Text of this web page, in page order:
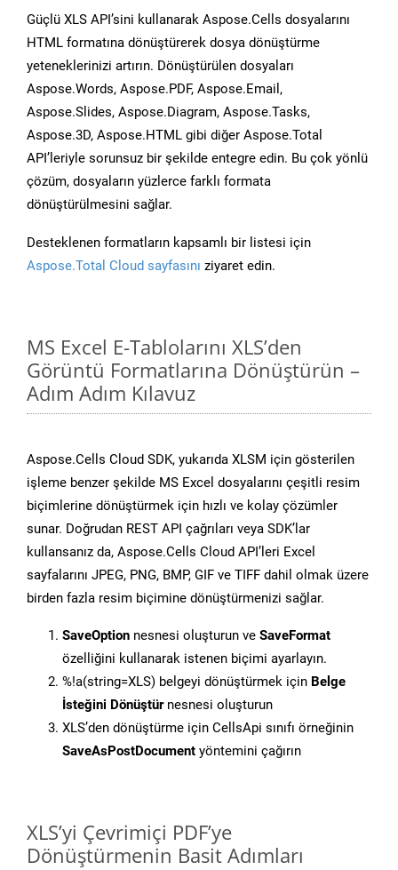
Güçlü XLS API’sini kullanarak Aspose.Cells dosyalarını
HTML formatına dönüştürerek dosya dönüştürme
yeteneklerinizi artırın. Dönüştürülen dosyaları
Aspose.Words, Aspose.PDF, Aspose.Email,
Aspose.Slides, Aspose.Diagram, Aspose.Tasks,
Aspose.3D, Aspose.HTML gibi diğer Aspose.Total
API’leriyle sorunsuz bir şekilde entegre edin. Bu çok yönlü
çözüm, dosyaların yüzlerce farklı formata
dönüştürülmesini sağlar.
Desteklenen formatların kapsamlı bir listesi için
Aspose.Total Cloud sayfasını ziyaret edin.
MS Excel E-Tablolarını XLS’den
Görüntü Formatlarına Dönüştürün –
Adım Adım Kılavuz
Aspose.Cells Cloud SDK, yukarıda XLSM için gösterilen
işleme benzer şekilde MS Excel dosyalarını çeşitli resim
biçimlerine dönüştürmek için hızlı ve kolay çözümler
sunar. Doğrudan REST API çağrıları veya SDK’lar
kullansanız da, Aspose.Cells Cloud API’leri Excel
sayfalarını JPEG, PNG, BMP, GIF ve TIFF dahil olmak üzere
birden fazla resim biçimine dönüştürmenizi sağlar.
SaveOption nesnesi oluşturun ve SaveFormat
özelliğini kullanarak istenen biçimi ayarlayın.
%!a(string=XLS) belgeyi dönüştürmek için Belge
İsteğini Dönüştürnesnesi oluşturun
XLS’den dönüştürme için CellsApi sınıfı örneğinin
SaveAsPostDocument yöntemini çağırın
XLS’yi Çevrimiçi PDF’ye
Dönüştürmenin Basit Adımları